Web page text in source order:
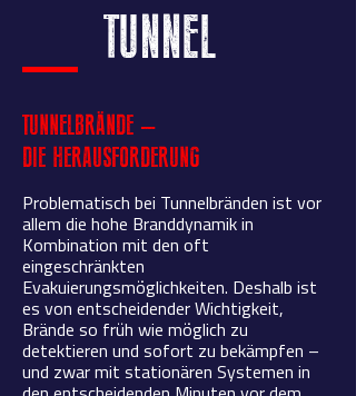
TUNNEL
TUNNELBRÄNDE –
DIE HERAUSFORDERUNG
Problematisch bei Tunnelbränden ist vor
allem die hohe Branddynamik in
Kombination mit den oft
eingeschränkten
Evakuierungsmöglichkeiten. Deshalb ist
es von entscheidender Wichtigkeit,
Brände so früh wie möglich zu
detektieren und sofort zu bekämpfen –
und zwar mit stationären Systemen in